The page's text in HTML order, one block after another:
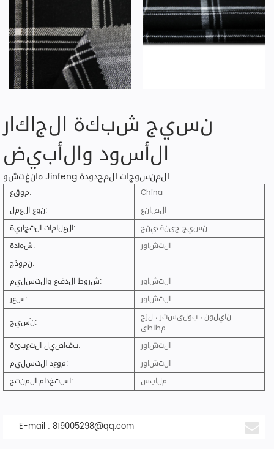
نسيج شبكة الجاكار
الأسود والأبيض
هانغتشو Jinfeng المنسوجات المحدودة
موقع:
China
نوع العمل:
الصانع
العلامات التجارية:
نسيج جينفينج
شهادة:
التشاور
نموذج:
شروط الدفع والتسليم:
التشاور
سعر:
التشاور
نَسِيج:
نايلون ، بوليستر ، لزج
مطاطي
تفاصيل التعبئة:
التشاور
موعد التسليم:
التشاور
استخدام المنتج:
ملابس
E-mail : 819005298@qq.com